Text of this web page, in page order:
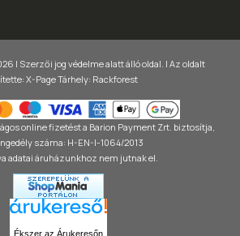
| Szerzői jog védelme alatt álló oldal. | Az oldalt
X-PageTárhely: Rackforest
online fizetést a Barion Payment Zrt. biztosítja,
száma: H-EN-I-1064/2013
adatai áruházunkhoz nem jutnak el.
Ékszer az Árukeresőn